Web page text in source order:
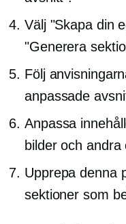
Välj "Skapa din
"Generera
Följ
anpassade
Anpassa
bilder och andra
Upprepa denna
sektioner som